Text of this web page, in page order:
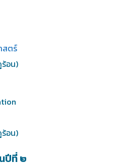
สตร์
อน)
ร้อน)
ปีที่ ๒